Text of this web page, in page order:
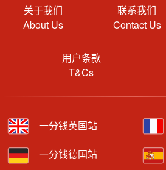
关于我们
About Us
联系我们
Contact Us
用户条款
T&Cs
一分钱英国站
一分钱德国站